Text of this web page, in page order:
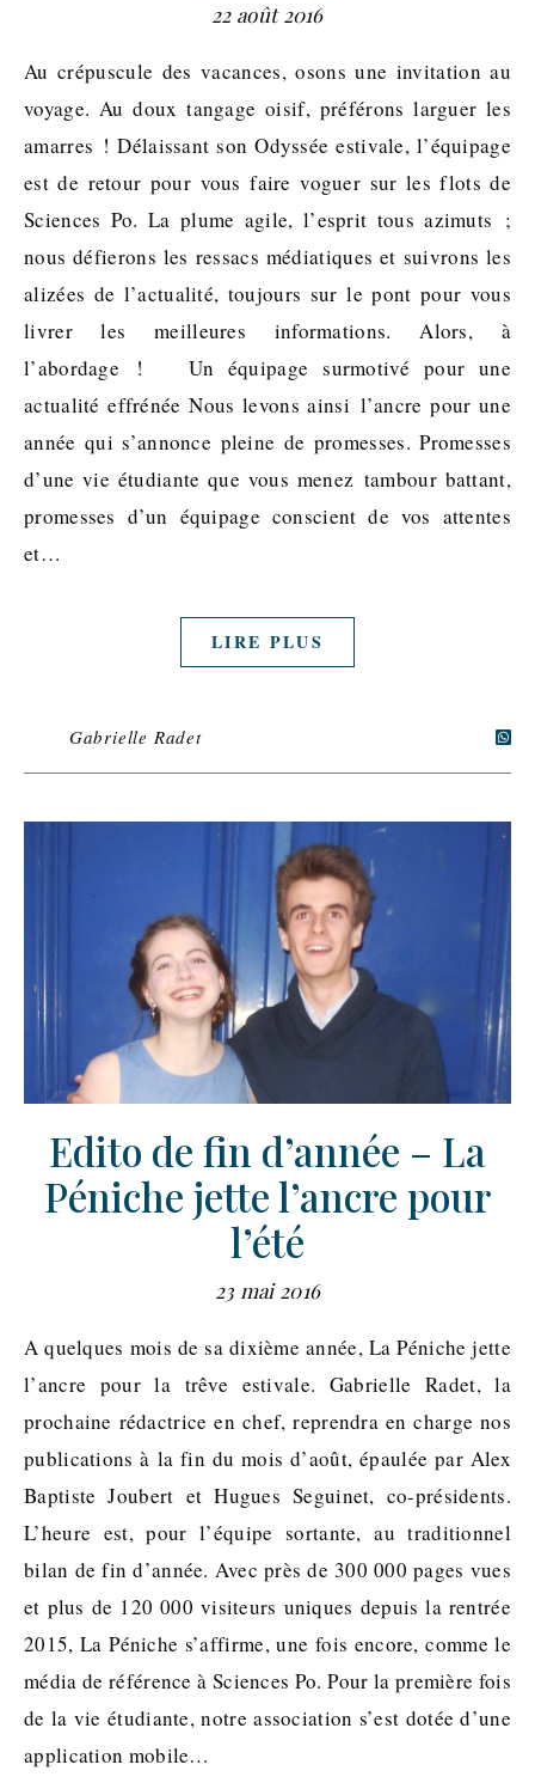
22 août 2016
Au crépuscule des vacances, osons une invitation au
voyage. Au doux tangage oisif, préférons larguer les
amarres ! Délaissant son Odyssée estivale, l’équipage
est de retour pour vous faire voguer sur les flots de
Sciences Po. La plume agile, l’esprit tous azimuts ;
nous défierons les ressacs médiatiques et suivrons les
alizées de l’actualité, toujours sur le pont pour vous
livrer les meilleures informations. Alors, à
l’abordage ! Un équipage surmotivé pour une
actualité effrénée Nous levons ainsi l’ancre pour une
année qui s’annonce pleine de promesses. Promesses
d’une vie étudiante que vous menez tambour battant,
promesses d’un équipage conscient de vos attentes
et…
LIRE PLUS
Gabrielle Radet
Edito de fin d’année – La
Péniche jette l’ancre pour
l’été
23 mai 2016
A quelques mois de sa dixième année, La Péniche jette
l’ancre pour la trêve estivale. Gabrielle Radet, la
prochaine rédactrice en chef, reprendra en charge nos
publications à la fin du mois d’août, épaulée par Alex
Baptiste Joubert et Hugues Seguinet, co-présidents.
L’heure est, pour l’équipe sortante, au traditionnel
bilan de fin d’année. Avec près de 300 000 pages vues
et plus de 120 000 visiteurs uniques depuis la rentrée
2015, La Péniche s’affirme, une fois encore, comme le
média de référence à Sciences Po. Pour la première fois
de la vie étudiante, notre association s’est dotée d’une
application mobile…